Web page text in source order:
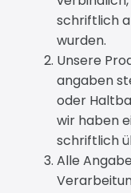
schriftlich
wurden.
Unsere
angaben
oder
wir haben
schriftlich
Alle